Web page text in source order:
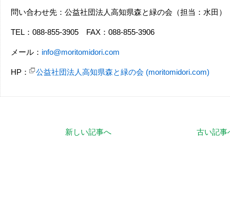
問い合わせ先：公益社団法人高知県森と緑の会（担当：水田）
TEL：088-855-3905 FAX：088-855-3906
メール： info@moritomidori.com
HP： 公益社団法人高知県森と緑の会 (moritomidori.com)
古い記事
新しい記事へ